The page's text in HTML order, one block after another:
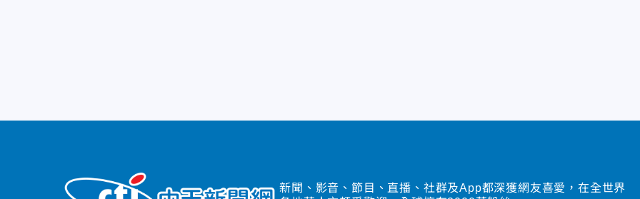
新聞、影音、節目、直播、社群及App都深獲網友喜愛，在全世界